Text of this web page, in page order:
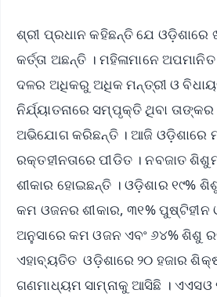
ଶ୍ରୀ ପ୍ରଧାନ କହିଛନ୍ତି ଯେ
କର୍ତ୍ତା ଅଛନ୍ତି । ମହିଳାମାନେ
ଦଳର ଅଧିକରୁ ଅଧିକ ମନ୍ତ୍ରୀ ଓ
ନିର୍ଯ୍ୟାତନାରେ ସମ୍ପୃକ୍ତି ଥିବା
ଅଭିଯୋଗ କରିଛନ୍ତି । ଆଜି ଓଡ଼ିଶାରେ
ରକ୍ତହୀନତାରେ ପୀଡିତ । ନବଜାତ
ଶୀକାର ହୋଇଛନ୍ତି । ଓଡ଼ିଶାର ୧୯%
କମ ଓଜନର ଶୀକାର, ୩୧% ପୁଷ୍ଟିହୀନ
ଅନୁସାରେ କମ ଓଜନ ଏବଂ ୬୪% ଶିଶୁ
ଏହାବ୍ୟତିତ ଓଡ଼ିଶାରେ ୨୦ ହଜାର
ଗଣମାଧ୍ୟମ ସାମ୍ନାକୁ ଆସିଛି । ଏଏସଓ